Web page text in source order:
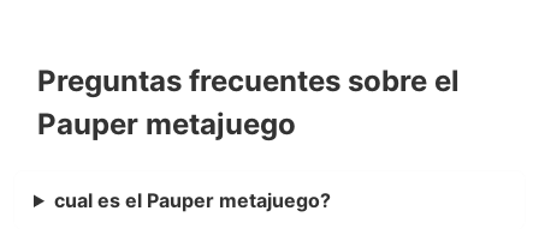
Preguntas frecuentes sobre el
Pauper metajuego
cual es el Pauper metajuego?